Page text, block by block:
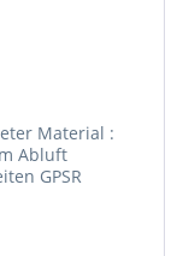
Material :
Abluft
GPSR